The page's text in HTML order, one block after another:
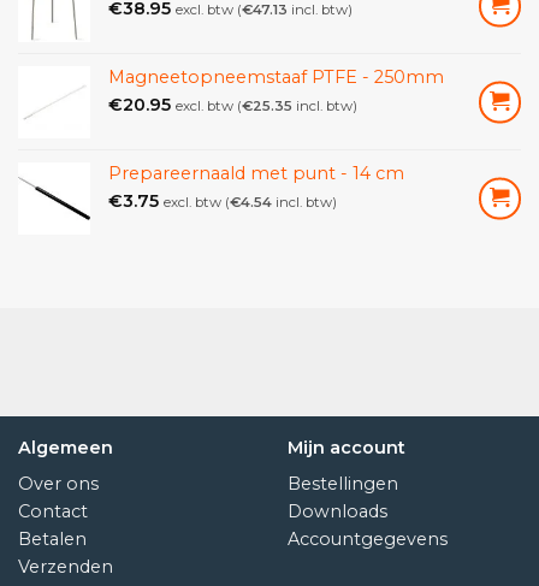
€38.95 excl. btw (€47.13 incl. btw)
Magneetopneemstaaf PTFE - 250mm
€20.95 excl. btw (€25.35 incl. btw)
Prepareernaald met punt - 14 cm
€3.75 excl. btw (€4.54 incl. btw)
Algemeen
Over ons
Contact
Betalen
Verzenden
Mijn account
Bestellingen
Downloads
Accountgegevens